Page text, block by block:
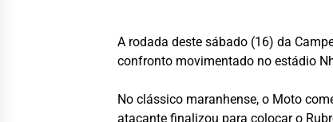
A rodada deste sábado (16) da
confronto movimentado no estádio
No clássico maranhense, o Moto
atacante finalizou para colocar o